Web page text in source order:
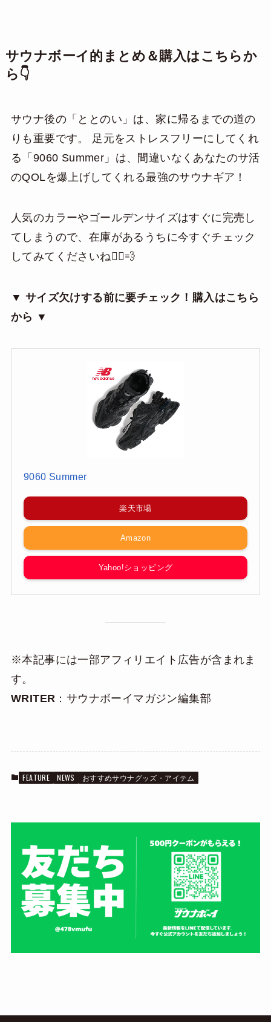
サウナボーイ的まとめ＆購入はこちらか
ら👇
サウナ後の「ととのい」は、家に帰るまでの道の
りも重要です。 足元をストレスフリーにしてくれ
る「9060 Summer」は、間違いなくあなたのサ活
のQOLを爆上げしてくれる最強のサウナギア！
人気のカラーやゴールデンサイズはすぐに完売し
てしまうので、在庫があるうちに今すぐチェック
してみてくださいね🏃‍♂️💨
▼ サイズ欠けする前に要チェック！購入はこちら
から ▼
9060 Summer
楽天市場
Amazon
Yahoo!ショッピング
※本記事には一部アフィリエイト広告が含まれま
す。
WRITER ：サウナボーイマガジン編集部
FEATURE NEWS おすすめサウナグッズ・アイテム